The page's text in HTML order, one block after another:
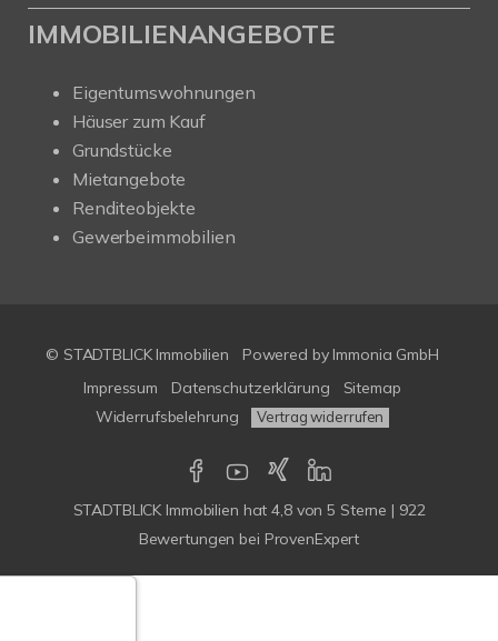
IMMOBILIENANGEBOTE
Eigentumswohnungen
Häuser zum Kauf
Grundstücke
Mietangebote
Renditeobjekte
Gewerbeimmobilien
© STADTBLICK Immobilien Powered by Immonia GmbH
Impressum
Datenschutzerklärung
Sitemap
Widerrufsbelehrung
Vertrag widerrufen
STADTBLICK Immobilien hat4,8von5 Sterne | 922
Bewertungen bei ProvenExpert